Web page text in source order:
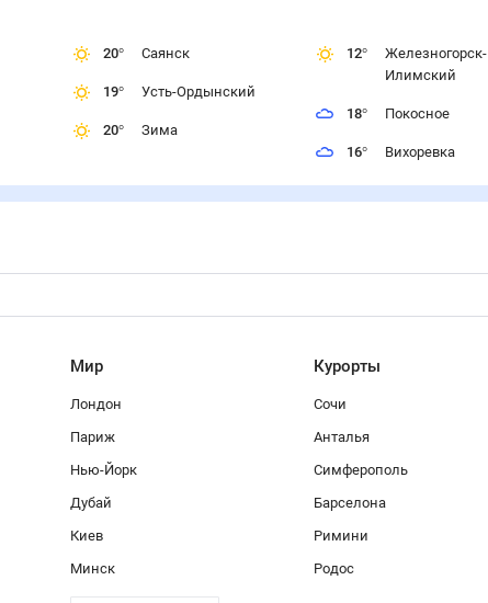
20° Саянск
19° Усть-Ордынский
20° Зима
12°
Железногорск-
Илимский
18° Покосное
16° Вихоревка
Мир
Лондон
Париж
Нью-Йорк
Дубай
Киев
Минск
Курорты
Сочи
Анталья
Симферополь
Барселона
Римини
Родос